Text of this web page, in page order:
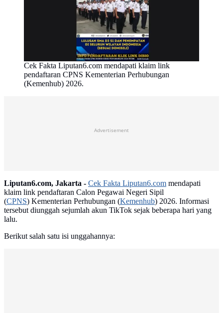
Cek Fakta Liputan6.com mendapati klaim link
pendaftaran CPNS Kementerian Perhubungan
(Kemenhub) 2026.
Advertisement
Liputan6.com, Jakarta - Cek Fakta Liputan6.com mendapati
klaim link pendaftaran Calon Pegawai Negeri Sipil
(CPNS) Kementerian Perhubungan (Kemenhub) 2026. Informasi
tersebut diunggah sejumlah akun TikTok sejak beberapa hari yang
lalu.
Berikut salah satu isi unggahannya: